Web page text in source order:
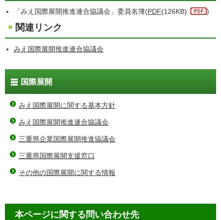
「みえ国際展開推進連合協議会」委員名簿(PDF(126KB) )
関連リンク
みえ国際展開推進連合協議会
国際展開
みえ国際展開に関する基本方針
みえ国際展開推進連合協議会
三重県企業国際展開推進協議会
三重県国際展開支援窓口
その他の国際展開に関する情報
本ページに関する問い合わせ先